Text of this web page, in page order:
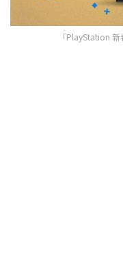
「PlayStation